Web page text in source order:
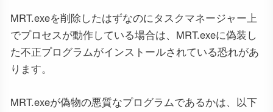
MRT.exeを削除したはずなのにタスクマネージャー上
でプロセスが動作している場合は、MRT.exeに偽装し
た不正プログラムがインストールされている恐れがあ
ります。
MRT.exeが偽物の悪質なプログラムであるかは、以下